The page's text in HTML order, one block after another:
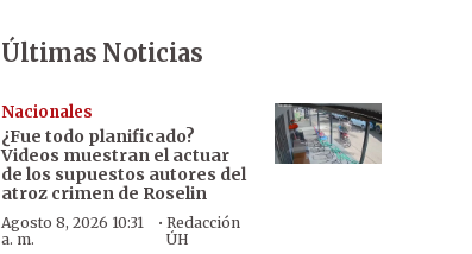
Últimas Noticias
Nacionales
¿Fue todo planificado?
Videos muestran el actuar
de los supuestos autores del
atroz crimen de Roselin
Agosto 8, 2026 10:31
a. m.
· Redacción
ÚH